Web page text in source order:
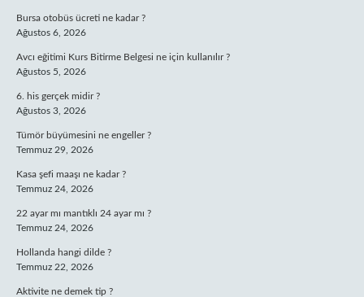
Bursa otobüs ücreti ne kadar ?
Ağustos 6, 2026
Avcı eğitimi Kurs Bitirme Belgesi ne için kullanılır ?
Ağustos 5, 2026
6. his gerçek midir ?
Ağustos 3, 2026
Tümör büyümesini ne engeller ?
Temmuz 29, 2026
Kasa şefi maaşı ne kadar ?
Temmuz 24, 2026
22 ayar mı mantıklı 24 ayar mı ?
Temmuz 24, 2026
Hollanda hangi dilde ?
Temmuz 22, 2026
Aktivite ne demek tip ?